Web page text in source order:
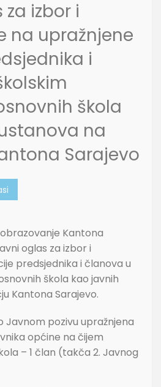
izbor i
na upražnjene
i
škola
na
Sarajevo
Kantona
oglas za izbor i
predsjednika i članova u
škola kao javnih
Kantona Sarajevo.
Javnom pozivu upražnjena
općine na čijem
– 1 član (takča 2. Javnog